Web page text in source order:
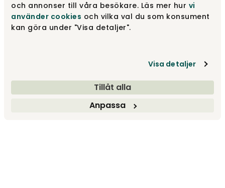
och annonser till våra besökare. Läs mer hur vi
använder cookies och vilka val du som konsument
kan göra under "Visa detaljer".
Visa detaljer
Tillåt alla
Anpassa